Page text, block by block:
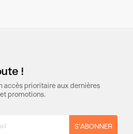
!
accès prioritaire aux dernières
promotions.
S'ABONNER